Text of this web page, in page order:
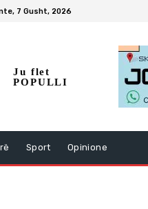
7 Gusht, 2026
Ju flet
POPULLI
Sport Opinione